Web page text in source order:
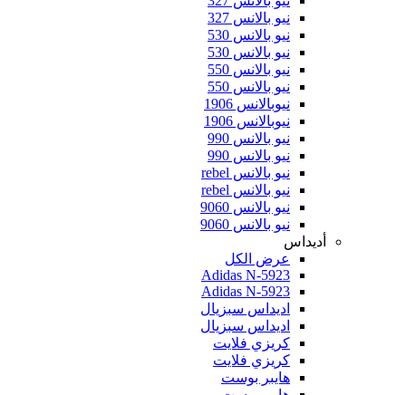
نيو بالانس 327
نيو بالانس 530
نيو بالانس 530
نيو بالانس 550
نيو بالانس 550
نيوبالانس 1906
نيوبالانس 1906
نيو بالانس 990
نيو بالانس 990
نيو بالانس rebel
نيو بالانس rebel
نيو بالانس 9060
نيو بالانس 9060
أديداس
عرض الكل
Adidas N-5923
Adidas N-5923
اديداس سبزيال
اديداس سبزيال
كريزي فلايت
كريزي فلايت
هايبر بوست